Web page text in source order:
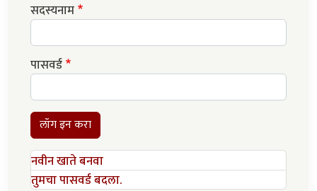
सदस्यनाम
पासवर्ड
लॉग इन करा
नवीन खाते बनवा
तुमचा पासवर्ड बदला.